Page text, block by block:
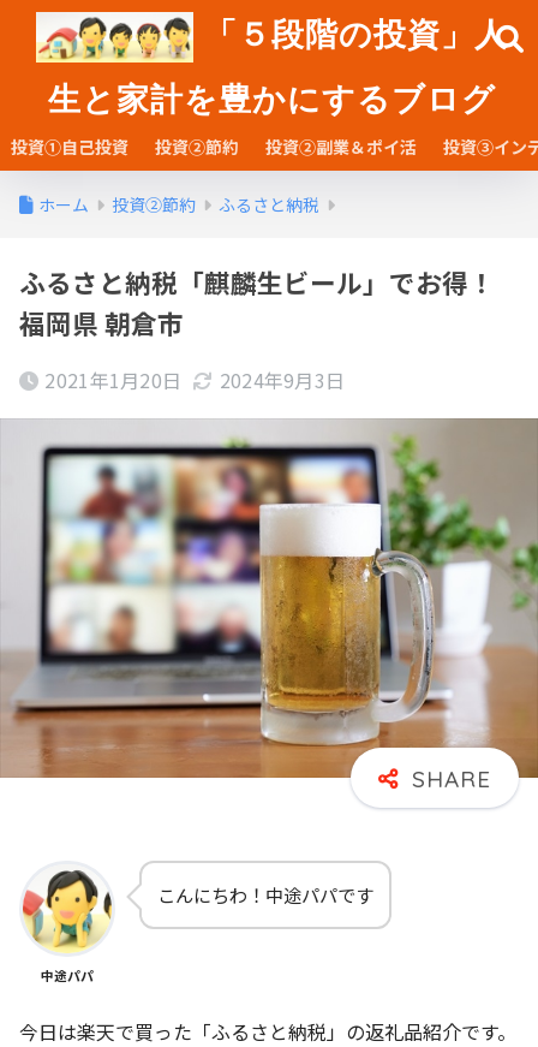
「５段階の投資」人
生と家計を豊かにするブログ
投資①自己投資 投資②節約 投資②副業＆ポイ活 投資③イン
ホーム 投資②節約 ふるさと納税
ふるさと納税「麒麟生ビール」でお得！
福岡県 朝倉市
2021年1月20日 2024年9月3日
中途パパ
こんにちわ！中途パパです
今日は楽天で買った「ふるさと納税」の返礼品紹介です。